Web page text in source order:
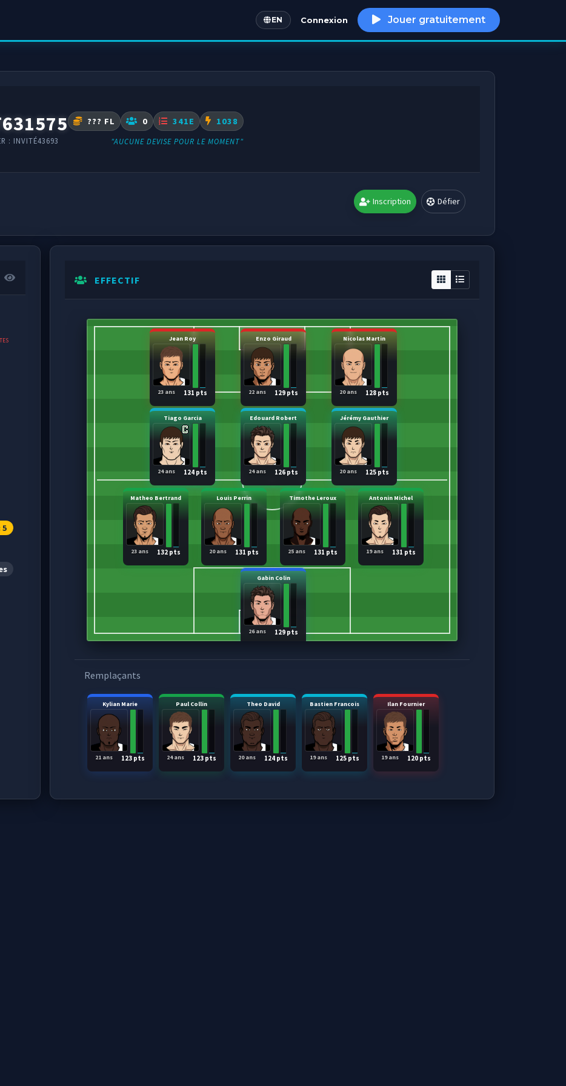
EN
English Connexion Jouer gratuitement
: INVITÉ43693
??? FL 0 341E 1038
"AUCUNE DEVISE POUR LE MOMENT"
Inscription Défier
5
EFFECTIF
Gabin Colin
129 pts
26 ans
Matheo Bertrand
132 pts
23 ans
Louis Perrin
131 pts
20 ans
Timothe Leroux
131 pts
25 ans
Antonin Michel
131 pts
19 ans
Tiago Garcia
124 pts
24 ans
Edouard Robert
126 pts
24 ans
Jérémy Gauthier
125 pts
20 ans
Jean Roy
131 pts
23 ans
Enzo Giraud
129 pts
22 ans
Nicolas Martin
128 pts
20 ans
Remplaçants
Kylian Marie
123 pts
21 ans
Paul Collin
123 pts
24 ans
Theo David
124 pts
20 ans
Bastien Francois
125 pts
19 ans
Ilan Fournier
120 pts
19 ans